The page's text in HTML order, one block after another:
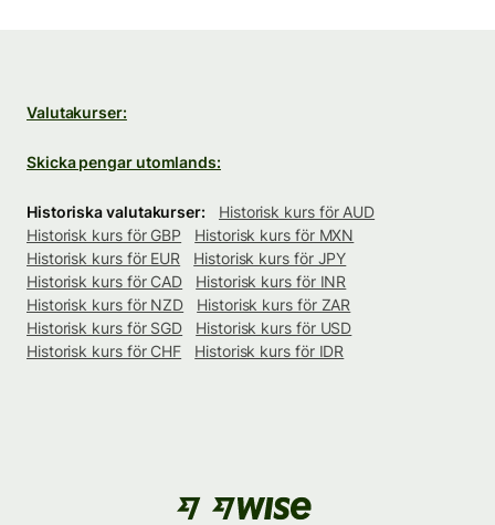
Valutakurser:
Skicka pengar utomlands:
Historiska valutakurser:
Historisk kurs för AUD
Historisk kurs för GBP
Historisk kurs för MXN
Historisk kurs för EUR
Historisk kurs för JPY
Historisk kurs för CAD
Historisk kurs för INR
Historisk kurs för NZD
Historisk kurs för ZAR
Historisk kurs för SGD
Historisk kurs för USD
Historisk kurs för CHF
Historisk kurs för IDR